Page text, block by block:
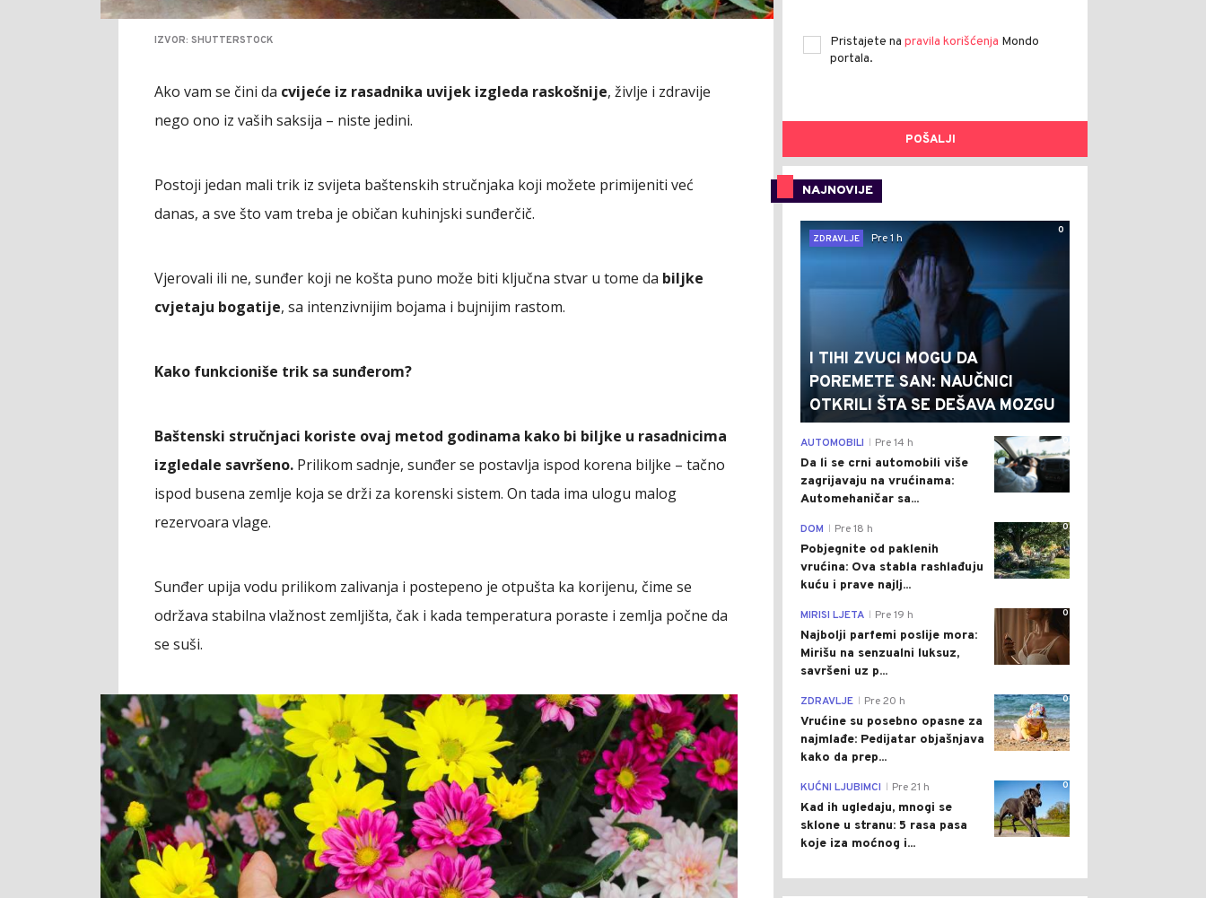
IZVOR: SHUTTERSTOCK
Ako vam se čini da cvijeće iz rasadnika uvijek izgleda raskošnije, življe i zdravije
nego ono iz vaših saksija – niste jedini.
Postoji jedan mali trik iz svijeta baštenskih stručnjaka koji možete primijeniti već
danas, a sve što vam treba je običan kuhinjski sunđerčič.
Vjerovali ili ne, sunđer koji ne košta puno može biti ključna stvar u tome da biljke
cvjetaju bogatije, sa intenzivnijim bojama i bujnijim rastom.
Kako funkcioniše trik sa sunđerom?
Baštenski stručnjaci koriste ovaj metod godinama kako bi biljke u rasadnicima
izgledale savršeno. Prilikom sadnje, sunđer se postavlja ispod korena biljke – tačno
ispod busena zemlje koja se drži za korenski sistem. On tada ima ulogu malog
rezervoara vlage.
Sunđer upija vodu prilikom zalivanja i postepeno je otpušta ka korijenu, čime se
održava stabilna vlažnost zemljišta, čak i kada temperatura poraste i zemlja počne da
se suši.
Pristajete na pravila korišćenja Mondo
portala.
POŠALJI
NAJNOVIJE
0
ZDRAVLJE
Pre 1 h
I TIHI ZVUCI MOGU DA
POREMETE SAN: NAUČNICI
OTKRILI ŠTA SE DEŠAVA MOZGU
0
AUTOMOBILI Pre 14 h
Da li se crni automobili više
zagrijavaju na vrućinama:
Automehaničar sa...
0
DOM Pre 18 h
Pobjegnite od paklenih
vrućina: Ova stabla rashlađuju
kuću i prave najlj...
0
MIRISI LJETA Pre 19 h
Najbolji parfemi poslije mora:
Mirišu na senzualni luksuz,
savršeni uz p...
0
ZDRAVLJE Pre 20 h
Vrućine su posebno opasne za
najmlađe: Pedijatar objašnjava
kako da prep...
0
KUĆNI LJUBIMCI Pre 21 h
Kad ih ugledaju, mnogi se
sklone u stranu: 5 rasa pasa
koje iza moćnog i...